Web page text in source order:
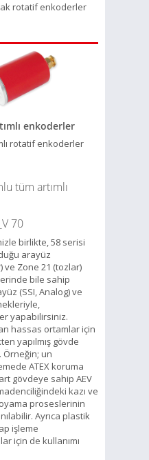
rotatif enkoderler
enkoderler
rotatif enkoderler
tüm artımlı
70
birlikte, 58 serisi
arayüz
ve Zone 21 (tozlar)
bile sahip
(SSI, Analog) ve
yapabilirsiniz.
hassas ortamlar için
yapılmış gövde
un
ATEX koruma
gövdeye sahip AEV
kazı ve
proseslerinin
Ayrıca plastik
işleme
için de kullanımı